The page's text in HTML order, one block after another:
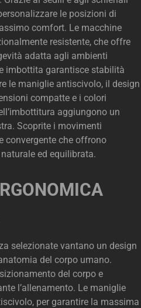
le posizioni di
comfort. Le macchine
resistente, che offre
adatta agli ambienti
imbottita garantisce stabilità
le maniglie antiscivolo, il design
compatte e i colori
aggiungono un
Scoprite i movimenti
convergente che offrono
ed equilibrata.
selezionate vantano un design
del corpo umano.
del corpo e
l’allenamento. Le maniglie
per garantire la massima